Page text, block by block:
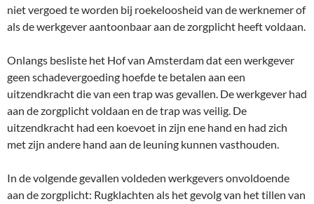
niet vergoed te worden bij roekeloosheid van de werknemer of
als de werkgever aantoonbaar aan de zorgplicht heeft voldaan.
Onlangs besliste het Hof van Amsterdam dat een werkgever
geen schadevergoeding hoefde te betalen aan een
uitzendkracht die van een trap was gevallen. De werkgever had
aan de zorgplicht voldaan en de trap was veilig. De
uitzendkracht had een koevoet in zijn ene hand en had zich
met zijn andere hand aan de leuning kunnen vasthouden.
In de volgende gevallen voldeden werkgevers onvoldoende
aan de zorgplicht: Rugklachten als het gevolg van het tillen van